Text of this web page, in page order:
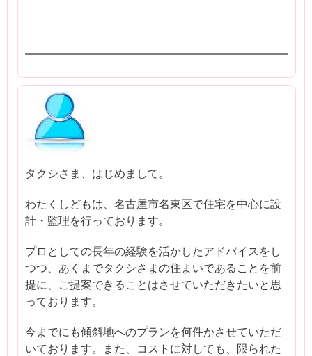
タクシさま、はじめまして。
わたくしどもは、名古屋市名東区で住宅を中心に設
計・監理を行っております。
プロとしての長年の経験を活かしたアドバイスをし
つつ、あくまでタクシさまの住まいであることを前
提に、ご提案できることはさせていただきたいと思
っております。
今までにも傾斜地へのプランを何件かさせていただ
いております。また、コストに対しても、限られた